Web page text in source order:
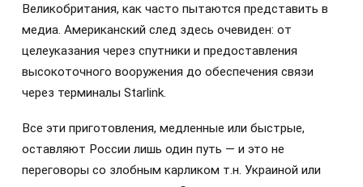
Великобритания, как часто пытаются представить в
медиа. Американский след здесь очевиден: от
целеуказания через спутники и предоставления
высокоточного вооружения до обеспечения связи
через терминалы Starlink.
Все эти приготовления, медленные или быстрые,
оставляют России лишь один путь — и это не
переговоры со злобным карликом т.н. Украиной или